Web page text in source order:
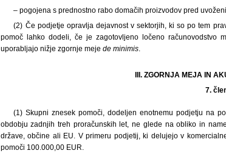
– pogojena s prednostno rabo domačih proizvodov pred
(2) Če podjetje opravlja dejavnost v sektorjih, ki so po tem
pomoč lahko dodeli, če je zagotovljeno ločeno računovodstvo
uporabljajo nižje zgornje meje de minimis.
III. ZGORNJA MEJA IN
7.
(1) Skupni znesek pomoči, dodeljen enotnemu podjetju na
obdobju zadnjih treh proračunskih let, ne glede na obliko in
države, občine ali EU. V primeru podjetij, ki delujejo v
pomoči 100.000,00 EUR.